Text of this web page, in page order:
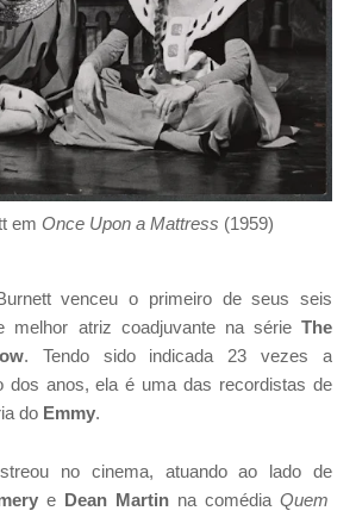
em Once Upon a Mattress (1959)
venceu o primeiro de seus seis
melhor atriz coadjuvante na série The
. Tendo sido indicada 23 vezes a
dos anos, ela é uma das recordistas de
do Emmy.
no cinema, atuando ao lado de
e Dean Martin na comédiaQuem